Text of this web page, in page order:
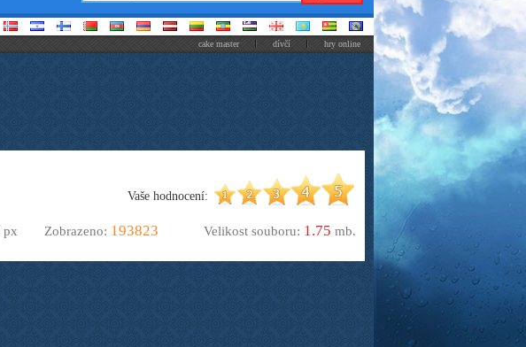
cake master dívčí hry online
Vaše hodnocení:
px Zobrazeno: 193823 Velikost souboru: 1.75 mb.